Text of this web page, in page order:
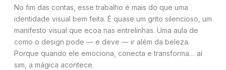
No fim das contas, esse trabalho é mais do que uma
identidade visual bem feita. É quase um grito silencioso, um
manifesto visual que ecoa nas entrelinhas. Uma aula de
como o design pode — e deve — ir além da beleza.
Porque quando ele emociona, conecta e transforma… aí
sim, a mágica acontece.